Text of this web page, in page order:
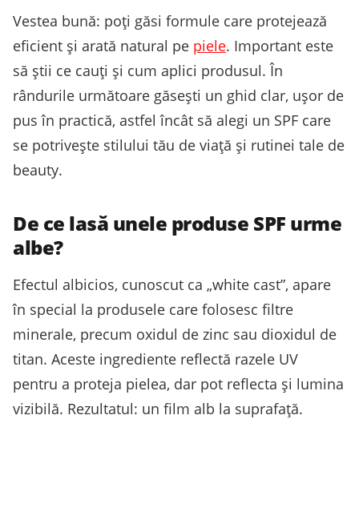
Vestea bună: poți găsi formule care protejează
eficient și arată natural pe piele. Important este
să știi ce cauți și cum aplici produsul. În
rândurile următoare găsești un ghid clar, ușor de
pus în practică, astfel încât să alegi un SPF care
se potrivește stilului tău de viață și rutinei tale de
beauty.
De ce lasă unele produse SPF urme
albe?
Efectul albicios, cunoscut ca „white cast”, apare
în special la produsele care folosesc filtre
minerale, precum oxidul de zinc sau dioxidul de
titan. Aceste ingrediente reflectă razele UV
pentru a proteja pielea, dar pot reflecta și lumina
vizibilă. Rezultatul: un film alb la suprafață.